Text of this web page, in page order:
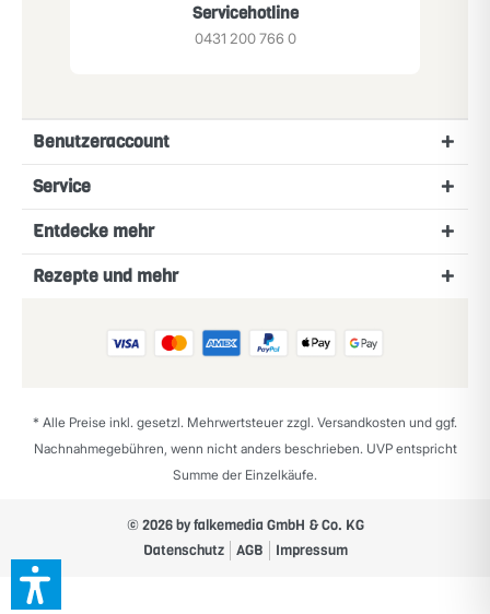
Servicehotline
0431 200 766 0
Benutzeraccount
Service
Entdecke mehr
Rezepte und mehr
* Alle Preise inkl. gesetzl. Mehrwertsteuer zzgl. Versandkosten und ggf.
Nachnahmegebühren, wenn nicht anders beschrieben. UVP entspricht
Summe der Einzelkäufe.
© 2026 by falkemedia GmbH & Co. KG
Datenschutz
AGB Impressum